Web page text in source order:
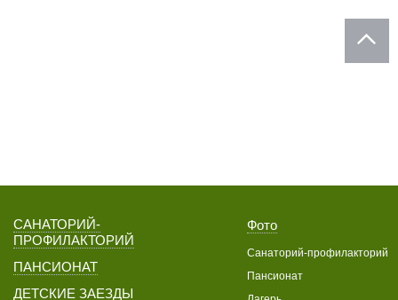
САНАТОРИЙ-
ПРОФИЛАКТОРИЙ
ПАНСИОНАТ
ДЕТСКИЕ ЗАЕЗДЫ
Фото
Санаторий-профилакторий
Пансионат